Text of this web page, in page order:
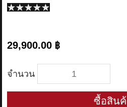
29,900.00 ฿
จำนวน
ซื้อสิน